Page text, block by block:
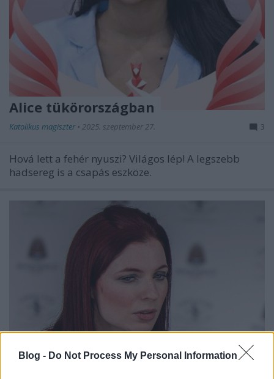
Blog - Do Not Process My Personal Information
Alice tükörországban
Katolikus magiszter • 2025. szeptember 27. 3
Hová lett a fehér nyuszi? Világos lép! A legszebb
hadsereg is a csapás eszköze.